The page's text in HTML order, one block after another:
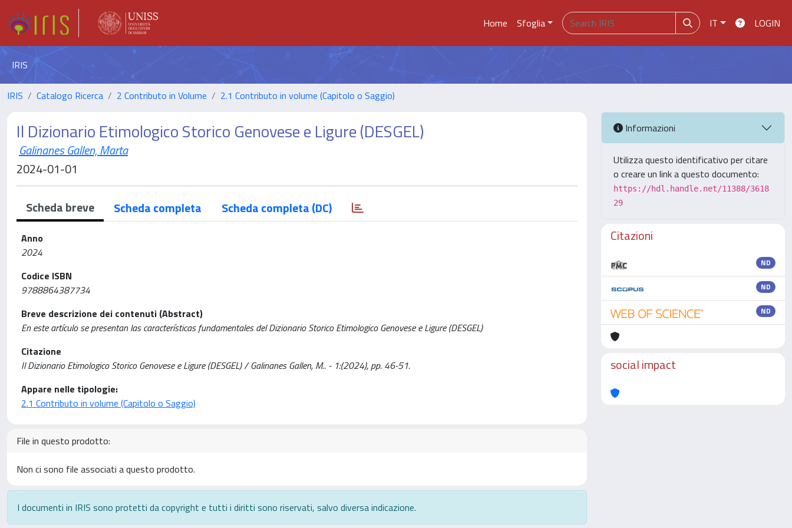
Home Sfoglia IT LOGIN
IRIS
IRIS Catalogo Ricerca 2 Contributo in Volume 2.1 Contributo in volume (Capitolo o Saggio)
Il Dizionario Etimologico Storico Genovese e Ligure (DESGEL)
Galinanes Gallen, Marta
2024-01-01
Scheda breve Scheda completa Scheda completa (DC)
Anno
2024
Codice ISBN
9788864387734
Breve descrizione dei contenuti (Abstract)
En este artículo se presentan las características fundamentales del Dizionario Storico Etimologico Genovese e Ligure (DESGEL)
Citazione
Il Dizionario Etimologico Storico Genovese e Ligure (DESGEL) / Galinanes Gallen, M.. - 1:(2024), pp. 46-51.
Appare nelle tipologie:
2.1 Contributo in volume (Capitolo o Saggio)
File in questo prodotto:
Non ci sono file associati a questo prodotto.
I documenti in IRIS sono protetti da copyright e tutti i diritti sono riservati, salvo diversa indicazione.
Informazioni
Utilizza questo identificativo per citare
o creare un link a questo documento:
https://hdl.handle.net/11388/3618
29
Citazioni
ND
ND
ND
social impact